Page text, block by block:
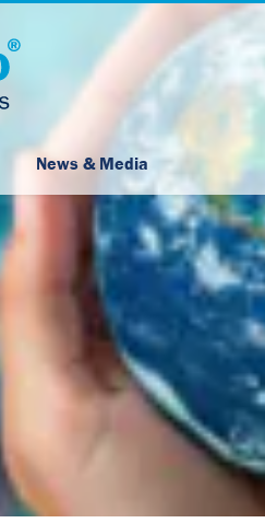
News & Media